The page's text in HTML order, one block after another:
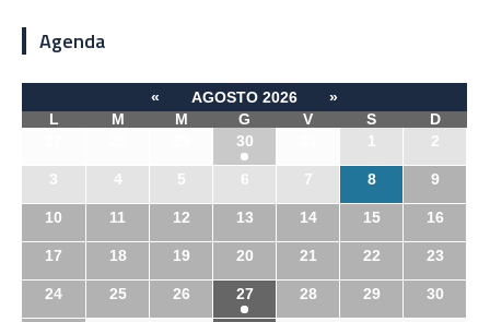
Agenda
« AGOSTO 2026
»
L
M M G V S
D
30 1 2
3 4 5 6 7 8 9
10 11 12 13 14 15 16
17 18 19 20 21 22 23
24 25 26 27 28 29 30